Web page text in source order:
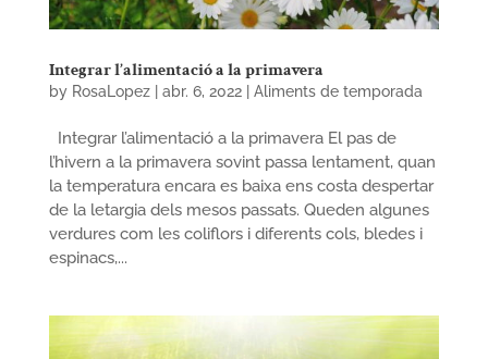
Integrar l’alimentació a la primavera
by RosaLopez| abr. 6, 2022| Aliments de temporada
Integrar l’alimentació a la primavera El pas de
l’hivern a la primavera sovint passa lentament, quan
la temperatura encara es baixa ens costa despertar
de la letargia dels mesos passats. Queden algunes
verdures com les coliflors i diferents cols, bledes i
espinacs,...